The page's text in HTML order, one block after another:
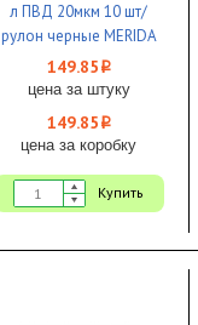
л ПВД 20мкм 10 шт/
рулон черные MERIDA
СТАНДАРТ 1/30
149.85 i
цена за штуку
149.85 i
цена за коробку
Купить